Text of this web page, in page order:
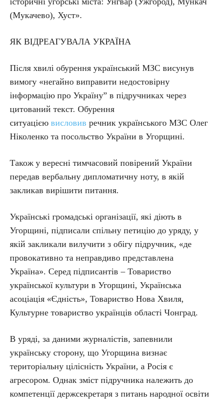
(Мукачево), Хуст».
ЯК ВІДРЕАГУВАЛА УКРАЇНА
Після хвилі обурення український МЗС висунув
вимогу «негайно виправити недостовірну
інформацію про Україну” в підручниках через
цитований текст. Обурення
ситуацією висловив речник українського МЗС Олег
Ніколенко та посольство України в Угорщині.
Також у вересні тимчасовий повірений України
передав вербальну дипломатичну ноту, в якій
закликав вирішити питання.
Українські громадські організації, які діють в
Угорщині, підписали спільну петицію до уряду, у
якій закликали вилучити з обігу підручник, «де
провокативно та неправдиво представлена
Україна». Серед підписантів – Товариство
української культури в Угорщині, Українська
асоціація «Єдність», Товариство Нова Хвиля,
Культурне товариство українців області Чонград.
В уряді, за даними журналістів, запевнили
українську сторону, що Угорщина визнає
територіальну цілісність України, а Росія є
агресором. Однак зміст підручника належить до
компетенції держсекретаря з питань народної освіти